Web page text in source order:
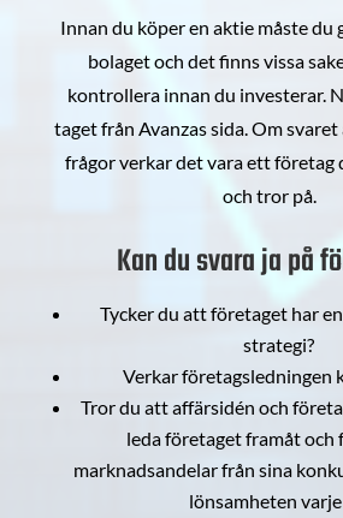
Innan du köper en aktie måste du
bolaget och det finns vissa
kontrollera innan du investerar.
taget från Avanzas sida. Om svaret
frågor verkar det vara ett företag
och tror på.
Kan du svara ja på
Tycker du att företaget har
strategi?
Verkar företagsledningen
Tror du att affärsidén och
leda företaget framåt
marknadsandelar från sina
lönsamheten varje